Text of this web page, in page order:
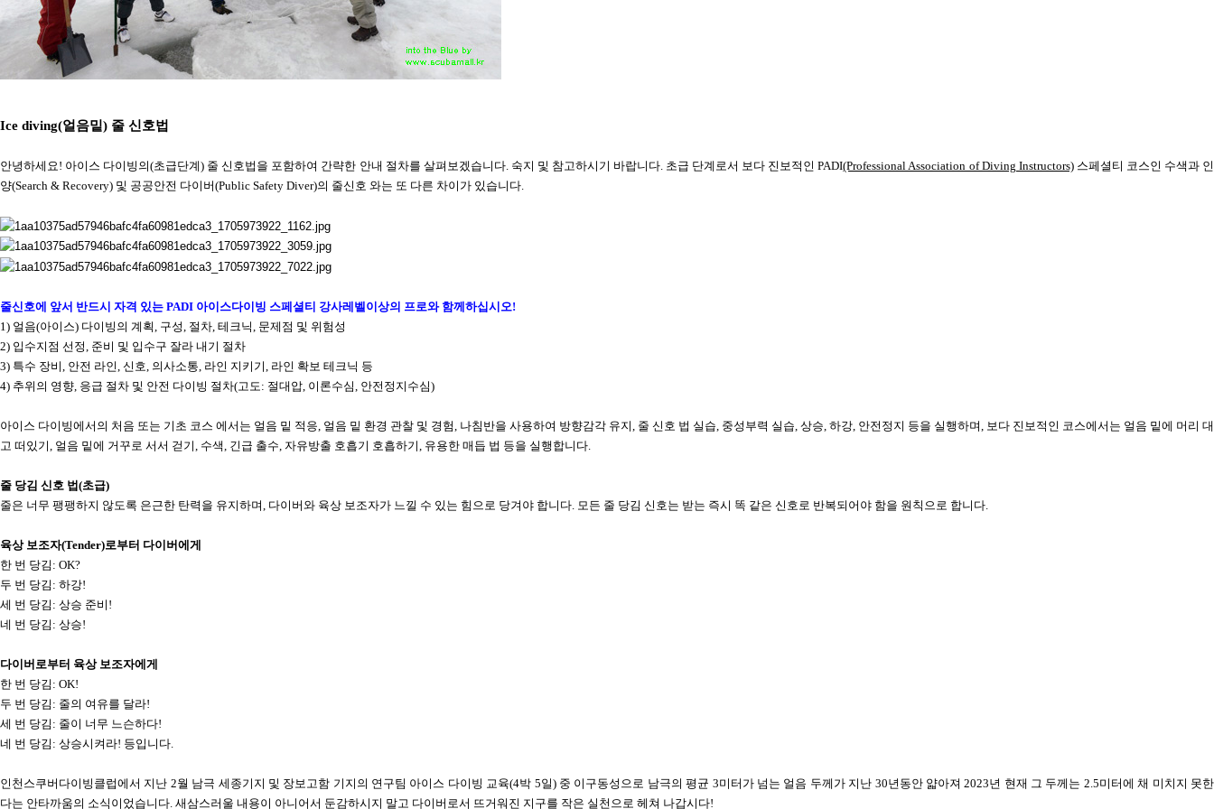
Ice diving(얼음밑) 줄 신호법
안녕하세요! 아이스 다이빙의(초급단계) 줄 신호법을 포함하여 간략한 안내 절차를 살펴보겠습니다. 숙지 및 참고하시기 바랍니다. 초급 단계로서 보다 진보적인PADI(Professional Association of Diving Instructors) 스페셜티 코스인 수색과 인
양(Search & Recovery) 및 공공안전 다이버(Public Safety Diver)의 줄신호 와는 또 다른 차이가 있습니다.
줄신호에 앞서 반드시 자격 있는 PADI 아이스다이빙 스페셜티 강사레벨이상의 프로와 함께하십시오!
1) 얼음(아이스) 다이빙의 계획 구성 절차 테크닉 문제점 및 위험성
2) 입수지점 선정 준비 및 입수구 잘라 내기 절차
3) 특수 장비 안전 라인 신호 의사소통 라인 지키기 라인 확보 테크닉 등
4) 추위의 영향 응급 절차 및 안전 다이빙 절차(고도 : 절대압 이론수심 안전정지수심)
아이스 다이빙에서의 처음 또는 기초 코스 에서는 얼음 밑 적응 얼음 밑 환경 관찰 및 경험 나침반을 사용하여 방향감각 유지 줄 신호 법 실습 중성부력 실습 상승 하강 안전정지 등을 실행하며
보다 진보적인 코스에서는 얼음 밑에 머리 대
고 떠있기 얼음 밑에 거꾸로 서서 걷기 수색 긴급 출수 자유방출 호흡기 호흡하기 유용한 매듭 법 등을 실행합니다
줄 당김 신호 법(초급)
줄은 너무 팽팽하지 않도록 은근한 탄력을 유지하며 다이버와 육상 보조자가 느낄 수 있는 힘으로 당겨야 합니다 모든 줄 당김 신호는 받는 즉시 똑 같은 신호로 반복되어야 함을 원칙으로 합니다
육상 보조자(Tender)로부터 다이버에게
한 번 당김 : OK?
두 번 당김 : 하강!
세 번 당김 : 상승 준비 !
네 번 당김 : 상승!
다이버로부터 육상 보조자에게
한 번 당김 : OK!
두 번 당김 : 줄의 여유를 달라!
세 번 당김 : 줄이 너무 느슨하다!
네 번 당김 : 상승시켜라! 등입니다
인천스쿠버다이빙클럽에서 지난 2월 남극 세종기지 및 장보고함 기지의 연구팀 아이스 다이빙 교육(4박 5일) 중 이구동성으로 남극의 평균 3미터가 넘는 얼음 두께가 지난 30년동안 얇아져2023년 현재 그 두께는 2.5미터에 채 미치지 못한
다는 안타까움의 소식이었습니다 새삼스러울 내용이 아니어서 둔감하시지 말고 다이버로서 뜨거워진 지구를 작은 실천으로 헤쳐 나갑시다!